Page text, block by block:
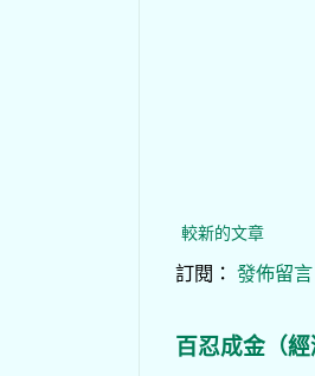
較新的文章
訂閱： 發佈留
百忍成金（